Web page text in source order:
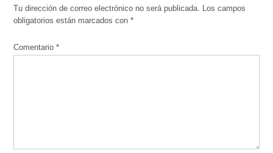
Tu dirección de correo electrónico no será publicada. Los campos
obligatorios están marcados con*
Comentario*